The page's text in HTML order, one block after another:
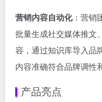
营销内容自动化：营销
批量生成社交媒体推文
容，通过知识库导入品
内容准确符合品牌调性
产品亮点